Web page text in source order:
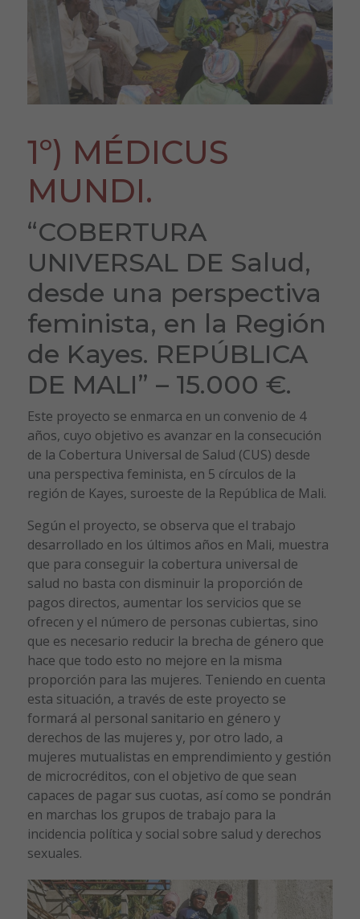
1º) MÉDICUS
MUNDI.
“COBERTURA
UNIVERSAL DE Salud,
desde una perspectiva
feminista, en la Región
de Kayes. REPÚBLICA
DE MALI” – 15.000 €.
Este proyecto se enmarca en un convenio de 4
años, cuyo objetivo es avanzar en la consecución
de la Cobertura Universal de Salud (CUS) desde
una perspectiva feminista, en 5 círculos de la
región de Kayes, suroeste de la República de Mali.
Según el proyecto, se observa que el trabajo
desarrollado en los últimos años en Mali, muestra
que para conseguir la cobertura universal de
salud no basta con disminuir la proporción de
pagos directos, aumentar los servicios que se
ofrecen y el número de personas cubiertas, sino
que es necesario reducir la brecha de género que
hace que todo esto no mejore en la misma
proporción para las mujeres. Teniendo en cuenta
esta situación, a través de este proyecto se
formará al personal sanitario en género y
derechos de las mujeres y, por otro lado, a
mujeres mutualistas en emprendimiento y gestión
de microcréditos, con el objetivo de que sean
capaces de pagar sus cuotas, así como se pondrán
en marchas los grupos de trabajo para la
incidencia política y social sobre salud y derechos
sexuales.